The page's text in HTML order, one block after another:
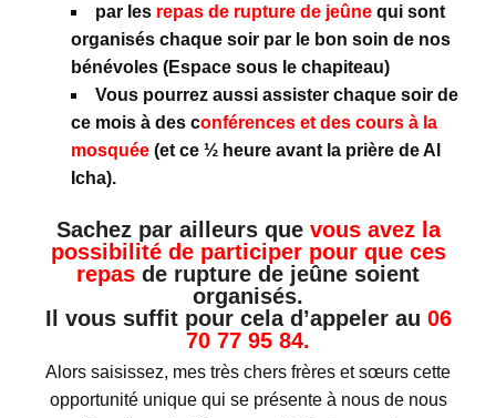
par les repas de rupture de jeûne qui sont
organisés chaque soir par le bon soin de nos
bénévoles (Espace sous le chapiteau)
Vous pourrez aussi assister chaque soir de
ce mois à des conférences et des cours à la
mosquée (et ce ½ heure avant la prière de Al
Icha).
Sachez par ailleurs que vous avez la
possibilité de participer pour que ces
repas de rupture de jeûne soient
organisés.
Il vous suffit pour cela d’appeler au 06
70 77 95 84.
Alors saisissez, mes très chers frères et sœurs cette
opportunité unique qui se présente à nous de nous